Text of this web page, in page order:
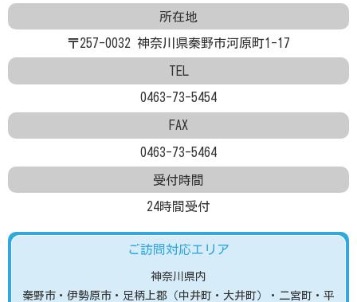
お問い合わせ
所在地
〒257-0032 神奈川県秦野市河原町1-17
TEL
0463-73-5454
FAX
0463-73-5464
受付時間
24時間受付
ご訪問対応エリア
神奈川県内
秦野市 ・伊勢原市 ・足柄上郡（中井町・大井町）
・二宮町・平